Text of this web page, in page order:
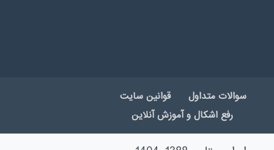
سوالات متداول
قوانین سایت
رفع اشکال و آموزش آنلاین